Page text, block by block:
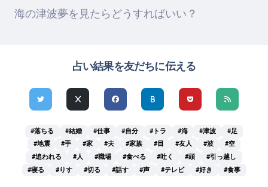
海の津波夢を見たらどうすればいい？
占い結果を友だちに伝える
#落ちる #結婚 #仕事 #自分 #トラ #海 #津波
#足
#地震
#手 #家 #夫 #家族 #目 #友人 #波
#空
#追われる
#人 #職場 #食べる #吐く #頭
#引っ越し
#寝る
#りす #切る #話す #声 #テレビ #好き #食事